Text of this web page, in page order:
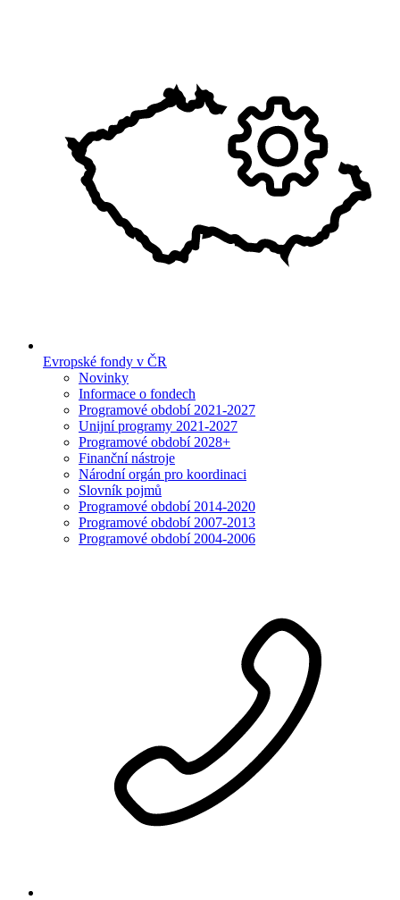
Evropské fondy v ČR
Novinky
Informace o fondech
Programové období 2021-2027
Unijní programy 2021-2027
Programové období 2028+
Finanční nástroje
Národní orgán pro koordinaci
Slovník pojmů
Programové období 2014-2020
Programové období 2007-2013
Programové období 2004-2006